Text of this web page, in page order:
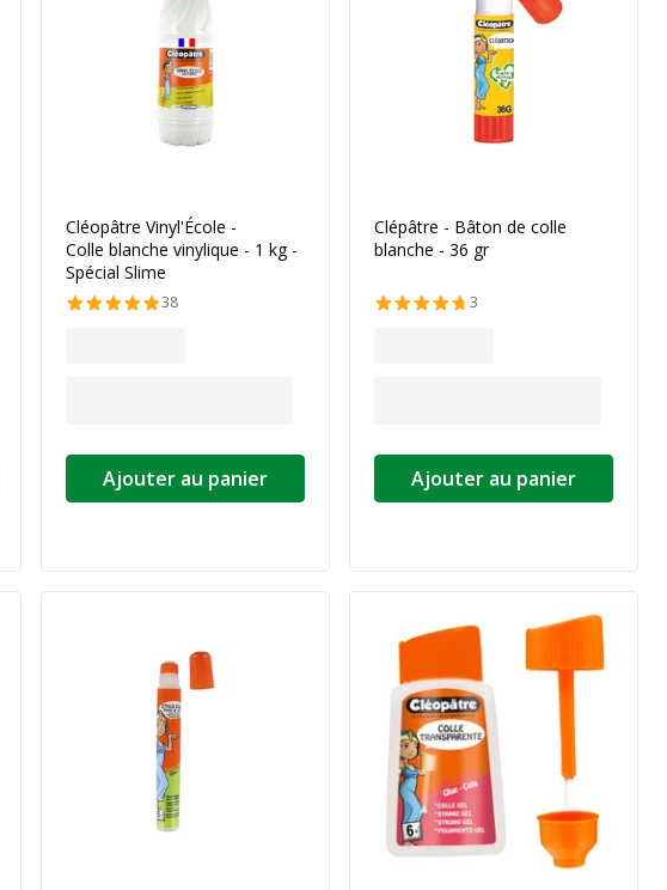
Cléopâtre Vinyl'École -
Colle blanche vinylique - 1 kg -
Spécial Slime
38
Ajouter au panier
Clépâtre - Bâton de colle
blanche - 36 gr
3
Ajouter au panier